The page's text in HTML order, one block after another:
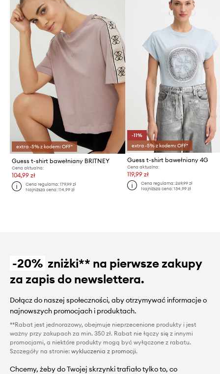
extra -5% z kodem: OFF*
Guess t-shirt bawełniany BRITNEY
Cena aktualna:
104,99 zł
Cena regularna:179,99 zł
Najniższa cena:114,99 zł
-11%
extra -5% z kodem: OFF*
Guess t-shirt bawełniany 4G
Cena aktualna:
119,99 zł
Cena regularna: 269,99 zł
Najniższa cena: 134,99 zł
-20% zniżki** na pierwsze zakupy
za zapis do newslettera.
Dołącz do naszej społeczności, aby otrzymywać informacje o
najnowszych promocjach i produktach.
**Rabat jest jednorazowy, obejmuje nieprzecenione produkty i jest
ważny przy zakupach za min. 350 zł. Rabat nie łączy się z innymi
promocjami, a niektóre produkty mogą być wyłączone z rabatu.
Szczegóły na stronie: wykluczenia z promocji.
Chcemy, żeby do Twojej skrzynki trafiało tylko to, co